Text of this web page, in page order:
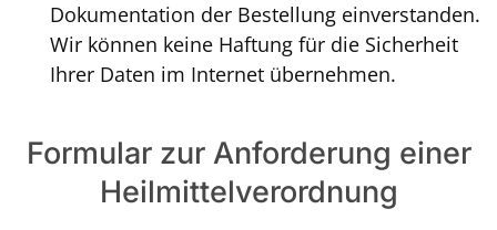
Dokumentation der Bestellung einverstanden.
Wir können keine Haftung für die Sicherheit
Ihrer Daten im Internet übernehmen.
Formular zur Anforderung einer
Heilmittelverordnung